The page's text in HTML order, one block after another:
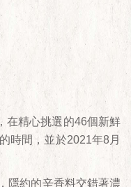
在精心挑選的46個新鮮
時間，並於2021年8月
隱約的辛香料交錯著濃